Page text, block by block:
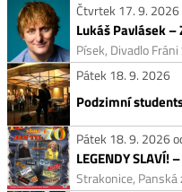
Čtvrtek 17. 9.
Lukáš Pavlásek
Písek, Divadlo
Pátek 18. 9. 2026
Podzimní
Pátek 18. 9. 2026
LEGENDY SLAVÍ!
Strakonice, Panská